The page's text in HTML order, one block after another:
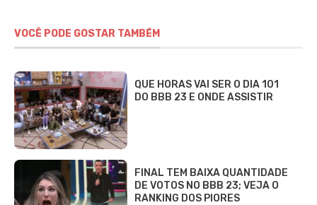
VOCÊ PODE GOSTAR TAMBÉM
QUE HORAS VAI SER O DIA 101
DO BBB 23 E ONDE ASSISTIR
FINAL TEM BAIXA QUANTIDADE
DE VOTOS NO BBB 23; VEJA O
RANKING DOS PIORES